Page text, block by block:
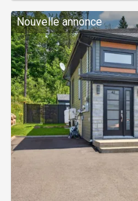
un spa double de nage
thermopompe
Nouvelle annonce